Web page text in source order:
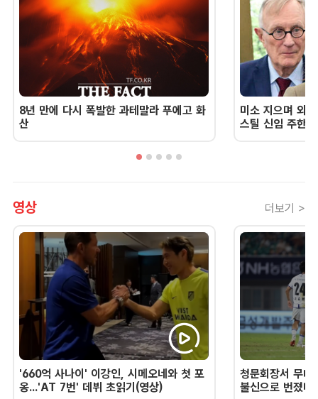
8년 만에 다시 폭발한 과테말라 푸에고 화
산
미소 지으며 외
스틸 신임 주한
영상 더보기 >
'660억 사나이' 이강인, 시메오네와 첫 포
옹...'AT 7번' 데뷔 초읽기(영상)
청문회장서 무너
불신으로 번졌